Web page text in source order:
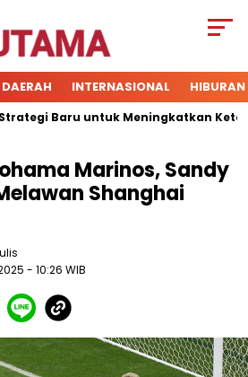
DAERAH INTERNASIONAL HIBURAN
Baru untuk Meningkatkan
Marinos, Sandy
Shanghai
- 10:26 WIB